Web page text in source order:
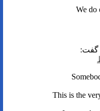
We do
گفت:
This is the